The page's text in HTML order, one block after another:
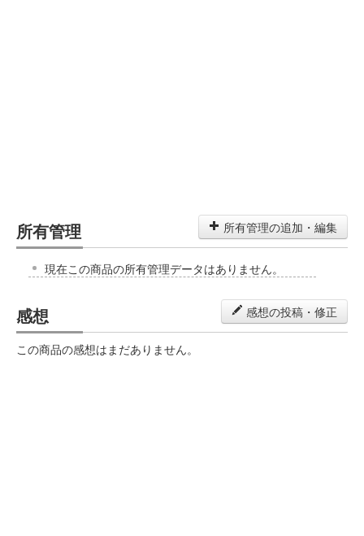
所有管理 所有管理の追加・編集
現在この商品の所有管理データはありません。
感想 感想の投稿・修正
この商品の感想はまだありません。